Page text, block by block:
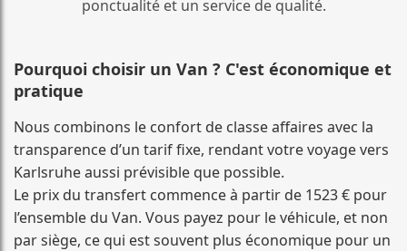
ponctualité et un service de qualité.
Pourquoi choisir un Van ? C'est économique et
pratique
Nous combinons le confort de classe affaires avec la
transparence d’un tarif fixe, rendant votre voyage vers
Karlsruhe aussi prévisible que possible.
Le prix du transfert commence à partir de 1523 € pour
l’ensemble du Van. Vous payez pour le véhicule, et non
par siège, ce qui est souvent plus économique pour un